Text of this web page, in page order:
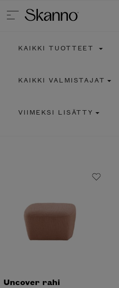
KAIKKI TUOTTEET
KAIKKI VALMISTAJAT
VIIMEKSI LISÄTTY
Uncover rahi